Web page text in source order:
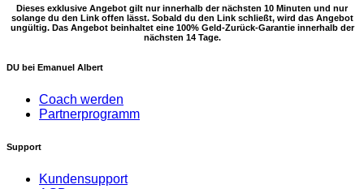
Dieses exklusive Angebot gilt nur innerhalb der nächsten 10 Minuten und nur
solange du den Link offen lässt. Sobald du den Link schließt, wird das Angebot
ungültig. Das Angebot beinhaltet eine 100% Geld-Zurück-Garantie innerhalb der
nächsten 14 Tage.
DU bei Emanuel Albert
Coach werden
Partnerprogramm
Support
Kundensupport